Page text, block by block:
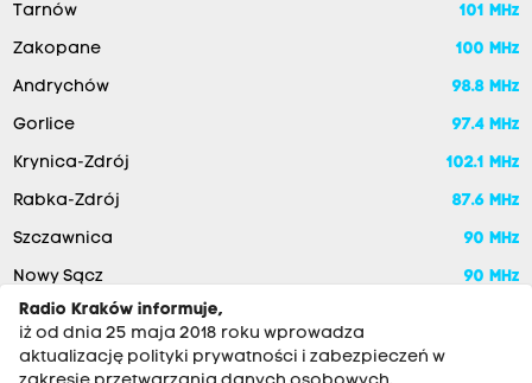
Tarnów 101 MHz
Zakopane 100 MHz
Andrychów 98.8 MHz
Gorlice 97.4 MHz
Krynica-Zdrój 102.1 MHz
Rabka-Zdrój 87.6 MHz
Szczawnica 90 MHz
Nowy Sącz 90 MHz
Radio Kraków informuje,
iż od dnia 25 maja 2018 roku wprowadza
aktualizację polityki prywatności i zabezpieczeń w